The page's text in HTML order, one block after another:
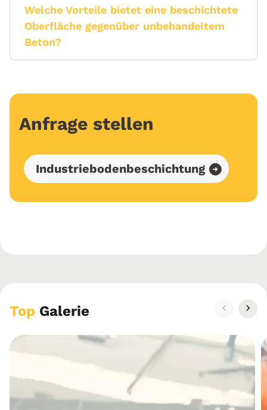
Welche Vorteile bietet eine beschichtete
Oberfläche gegenüber unbehandeltem
Beton?
Anfrage stellen
Industriebodenbeschichtung
Top Galerie